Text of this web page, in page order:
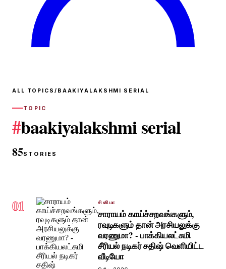
ALL TOPICS / BAAKIYALAKSHMI SERIAL
TOPIC
#baakiyalakshmi serial
85STORIES
01 சினிமா
சாராயம் காய்ச்சறவங்களும்,
ரவுடிகளும் தான் அரசியலுக்கு
வரணுமா? - பாக்கியலட்சுமி
சீரியல் நடிகர் சதிஷ் வெளியிட்ட
வீடியோ